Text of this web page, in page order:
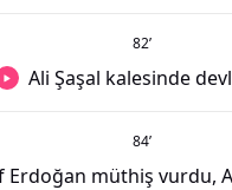
82’
Ali Şaşal kalesinde
84’
Erdoğan müthiş vurdu,